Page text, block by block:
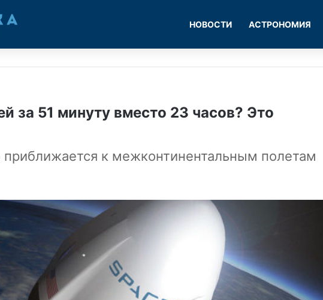
НОВОСТИ АСТРОНОМИЯ
за 51 минуту вместо 23 часов? Это
приближается к межконтинентальным полетам